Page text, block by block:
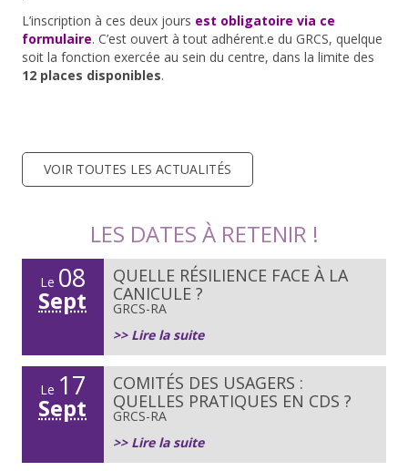
L’inscription à ces deux jours est obligatoire via ce
formulaire. C’est ouvert à tout adhérent.e du GRCS, quelque
soit la fonction exercée au sein du centre, dans la limite des
12 places disponibles.
VOIR TOUTES LES ACTUALITÉS
LES DATES À RETENIR !
Le 08
Sept
QUELLE RÉSILIENCE FACE À LA
CANICULE ?
GRCS-RA
>> Lire la suite
Le 17
Sept
COMITÉS DES USAGERS :
QUELLES PRATIQUES EN CDS ?
GRCS-RA
>> Lire la suite